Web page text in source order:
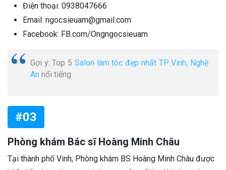
Điện thoại: 0938047666
Email: ngocsieuam@gmail.com
Facebook: FB.com/Ongngocsieuam
Gợi ý: Top 5 Salon làm tóc đẹp nhất TP. Vinh, Nghệ
An nổi tiếng
#03
Phòng khám Bác sĩ Hoàng Minh Châu
Tại thành phố Vinh, Phòng khám BS Hoàng Minh Châu được